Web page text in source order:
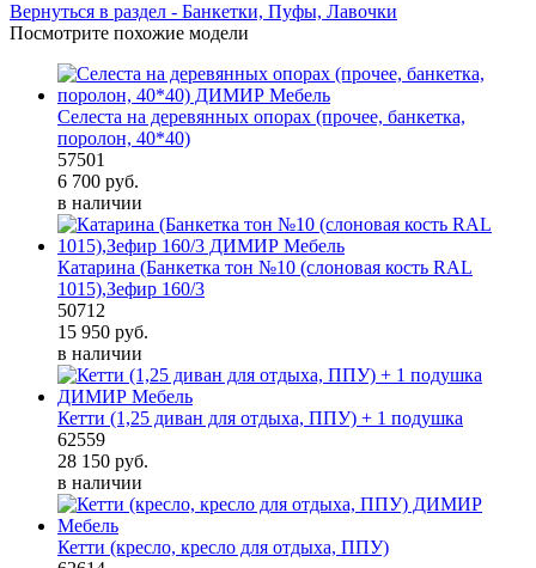
Вернуться в раздел - Банкетки, Пуфы, Лавочки
Посмотрите похожие модели
Селеста на деревянных опорах (прочее, банкетка,
поролон, 40*40)
57501
6 700 руб.
в наличии
Катарина (Банкетка тон №10 (слоновая кость RAL
1015),Зефир 160/3
50712
15 950 руб.
в наличии
Кетти (1,25 диван для отдыха, ППУ) + 1 подушка
62559
28 150 руб.
в наличии
Кетти (кресло, кресло для отдыха, ППУ)